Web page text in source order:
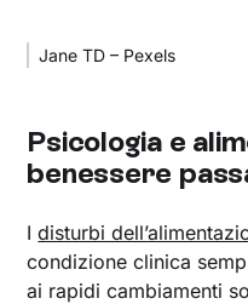
Jane TD – Pexels
Psicologia e
benessere
Idisturbi
condizione clinica
ai rapidi cambiamenti